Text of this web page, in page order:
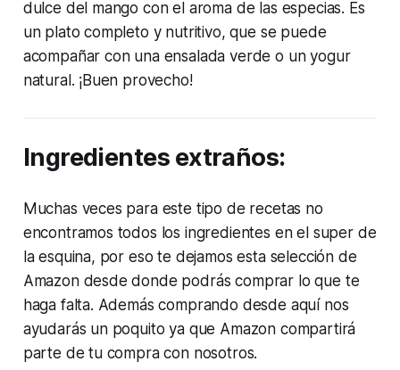
dulce del mango con el aroma de las especias. Es
un plato completo y nutritivo, que se puede
acompañar con una ensalada verde o un yogur
natural. ¡Buen provecho!
Ingredientes extraños:
Muchas veces para este tipo de recetas no
encontramos todos los ingredientes en el super de
la esquina, por eso te dejamos esta selección de
Amazon desde donde podrás comprar lo que te
haga falta. Además comprando desde aquí nos
ayudarás un poquito ya que Amazon compartirá
parte de tu compra con nosotros.